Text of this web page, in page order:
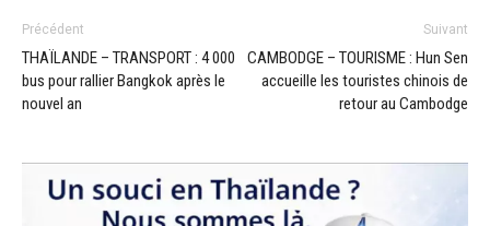
Précédent
THAÏLANDE – TRANSPORT : 4 000
bus pour rallier Bangkok après le
nouvel an
Suivant
CAMBODGE – TOURISME : Hun Sen
accueille les touristes chinois de
retour au Cambodge